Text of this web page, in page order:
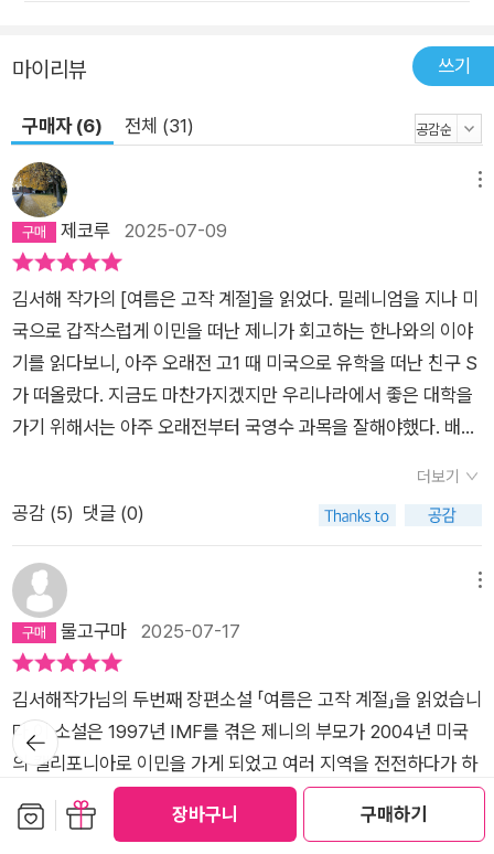
장바구니 구매하기
마이리뷰 쓰기
구매자 (6) 전체 (31)
제코루 2025-07-09
김서해 작가의 [여름은 고작 계절]을 읽었다. 밀레니엄을 지나 미
국으로 갑작스럽게 이민을 떠난 제니가 회고하는 한나와의 이야
기를 읽다보니, 아주 오래전 고1 때 미국으로 유학을 떠난 친구 S
가 떠올랐다. 지금도 마찬가지겠지만 우리나라에서 좋은 대학을
가기 위해서는 아주 오래전부터 국영수 과목을 잘해야했다. 배점
아 등급을 매기는 데에 있어서 절대적인 과목이었다고 해도 과언
이 아니다. 고1때 만난 그 친구는 꽤 유복한 집안의 자녀였다. 지
을 정도로(당시에 주변의 모든 학교가 교복을 입고 있었음에도
유일하게 사복인 학교였기에) 입성이 좋았다. 당시 선망의 대상
이던 메이커가 눈에 띄는 상하의를 반듯하게 다려입고 체격도 건
가까워졌는지는 잘 기억이 나지 않는데 방과후 자율학습 시간에
원하는 등수가 잘 나오지 않아 내게 고민을 털어놓곤 했다. 부러
울게 하나도 없을 것 같은 녀석이었는데도 지금의 성적으로는 인
서울 대학이 불가능하다는 것을 일찌감치 깨달았는지, 어느날 미
국에 유학을 가면 어떨까라는 얘기를 넌지시 내게 건넸다. 나는
더보기
공감 (5) 댓글 (0)
물고구마 2025-07-17
김서해작가님의 두번째 장편소설 「여름은 고작 계절」을 읽었습니
다.이 소설은 1997년 IMF를 겪은 제니의 부모가 2004년 미국
의 캘리포니아로 이민을 가게 되었고 여러 지역을 전전하다가 하
트빌이라는 작은 마을에 정착하여 제니는 그곳의 중학교에 다니
게 되고 자신과는 전혀 다른 동급생들에게 무시당하지 않기 위해
뒤로가
기